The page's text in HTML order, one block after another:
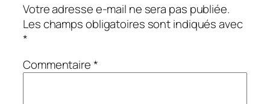
Votre adresse e-mail ne sera pas publiée.
Les champs obligatoires sont indiqués avec
*
Commentaire*